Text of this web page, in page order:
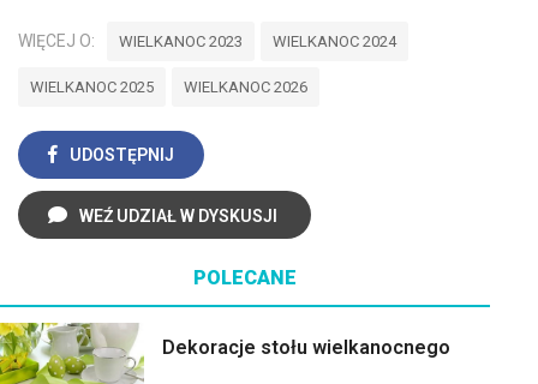
WIĘCEJ O: WIELKANOC 2023 WIELKANOC 2024
WIELKANOC 2025 WIELKANOC 2026
UDOSTĘPNIJ
WEŹ UDZIAŁ W DYSKUSJI
POLECANE
Dekoracje stołu wielkanocnego